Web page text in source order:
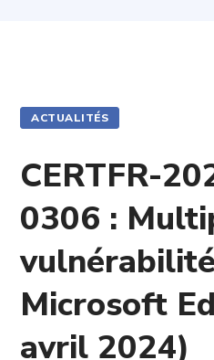
ACTUALITÉS
CERTFR-
0306 :
Microsoft
avril 2024)